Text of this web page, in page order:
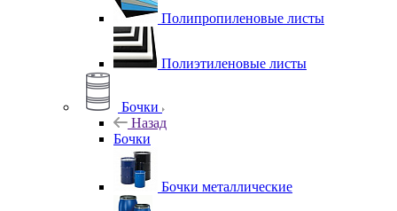
Полипропиленовые листы
Полиэтиленовые листы
Бочки
Назад
Бочки
Бочки металлические